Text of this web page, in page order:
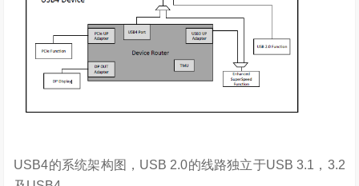
USB4的系统架构图，USB 2.0的线路独立于USB 3.1，3.2